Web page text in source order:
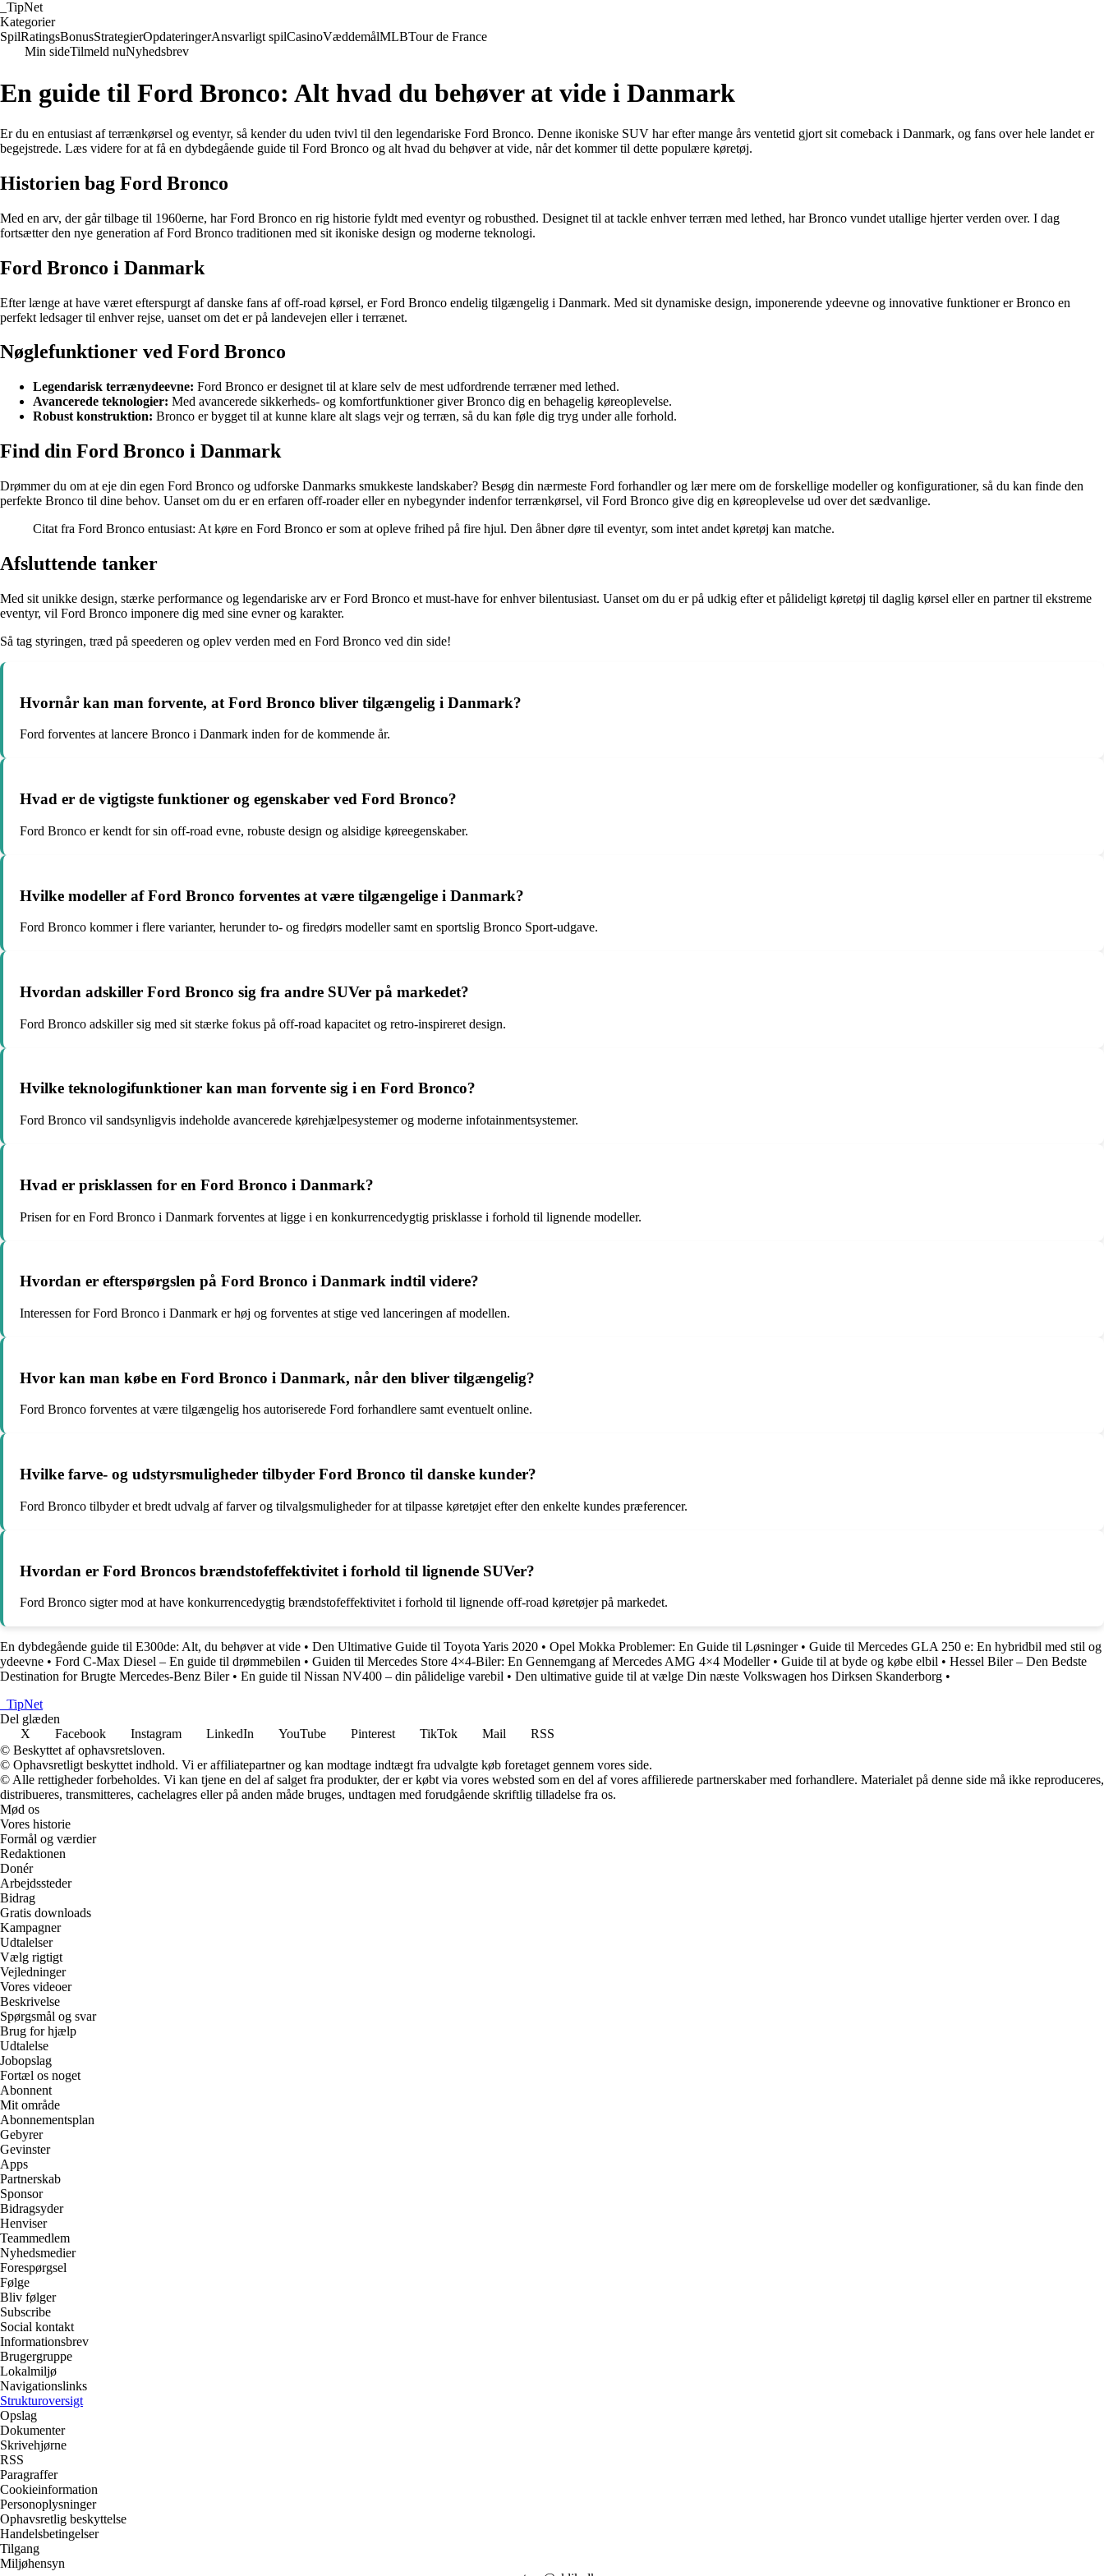
TipNet
Kategorier
SpilRatingsBonusStrategierOpdateringerAnsvarligt spilCasinoVæddemålMLBTour de France
Min sideTilmeld nuNyhedsbrev
En guide til Ford Bronco: Alt hvad du behøver at vide i Danmark
Er du en entusiast af terrænkørsel og eventyr, så kender du uden tvivl til den legendariske Ford Bronco. Denne ikoniske SUV har efter mange års ventetid gjort sit comeback i Danmark, og fans over hele landet er
begejstrede. Læs videre for at få en dybdegående guide til Ford Bronco og alt hvad du behøver at vide, når det kommer til dette populære køretøj.
Historien bag Ford Bronco
Med en arv, der går tilbage til 1960erne, har Ford Bronco en rig historie fyldt med eventyr og robusthed. Designet til at tackle enhver terræn med lethed, har Bronco vundet utallige hjerter verden over. I dag
fortsætter den nye generation af Ford Bronco traditionen med sit ikoniske design og moderne teknologi.
Ford Bronco i Danmark
Efter længe at have været efterspurgt af danske fans af off-road kørsel, er Ford Bronco endelig tilgængelig i Danmark. Med sit dynamiske design, imponerende ydeevne og innovative funktioner er Bronco en
perfekt ledsager til enhver rejse, uanset om det er på landevejen eller i terrænet.
Nøglefunktioner ved Ford Bronco
Legendarisk terrænydeevne: Ford Bronco er designet til at klare selv de mest udfordrende terræner med lethed.
Avancerede teknologier: Med avancerede sikkerheds- og komfortfunktioner giver Bronco dig en behagelig køreoplevelse.
Robust konstruktion: Bronco er bygget til at kunne klare alt slags vejr og terræn, så du kan føle dig tryg under alle forhold.
Find din Ford Bronco i Danmark
Drømmer du om at eje din egen Ford Bronco og udforske Danmarks smukkeste landskaber? Besøg din nærmeste Ford forhandler og lær mere om de forskellige modeller og konfigurationer, så du kan finde den
perfekte Bronco til dine behov. Uanset om du er en erfaren off-roader eller en nybegynder indenfor terrænkørsel, vil Ford Bronco give dig en køreoplevelse ud over det sædvanlige.
Citat fra Ford Bronco entusiast: At køre en Ford Bronco er som at opleve frihed på fire hjul. Den åbner døre til eventyr, som intet andet køretøj kan matche.
Afsluttende tanker
Med sit unikke design, stærke performance og legendariske arv er Ford Bronco et must-have for enhver bilentusiast. Uanset om du er på udkig efter et pålideligt køretøj til daglig kørsel eller en partner til ekstreme
eventyr, vil Ford Bronco imponere dig med sine evner og karakter.
Så tag styringen, træd på speederen og oplev verden med en Ford Bronco ved din side!
Hvornår kan man forvente, at Ford Bronco bliver tilgængelig i Danmark?
Ford forventes at lancere Bronco i Danmark inden for de kommende år.
Hvad er de vigtigste funktioner og egenskaber ved Ford Bronco?
Ford Bronco er kendt for sin off-road evne, robuste design og alsidige køreegenskaber.
Hvilke modeller af Ford Bronco forventes at være tilgængelige i Danmark?
Ford Bronco kommer i flere varianter, herunder to- og firedørs modeller samt en sportslig Bronco Sport-udgave.
Hvordan adskiller Ford Bronco sig fra andre SUVer på markedet?
Ford Bronco adskiller sig med sit stærke fokus på off-road kapacitet og retro-inspireret design.
Hvilke teknologifunktioner kan man forvente sig i en Ford Bronco?
Ford Bronco vil sandsynligvis indeholde avancerede kørehjælpesystemer og moderne infotainmentsystemer.
Hvad er prisklassen for en Ford Bronco i Danmark?
Prisen for en Ford Bronco i Danmark forventes at ligge i en konkurrencedygtig prisklasse i forhold til lignende modeller.
Hvordan er efterspørgslen på Ford Bronco i Danmark indtil videre?
Interessen for Ford Bronco i Danmark er høj og forventes at stige ved lanceringen af modellen.
Hvor kan man købe en Ford Bronco i Danmark, når den bliver tilgængelig?
Ford Bronco forventes at være tilgængelig hos autoriserede Ford forhandlere samt eventuelt online.
Hvilke farve- og udstyrsmuligheder tilbyder Ford Bronco til danske kunder?
Ford Bronco tilbyder et bredt udvalg af farver og tilvalgsmuligheder for at tilpasse køretøjet efter den enkelte kundes præferencer.
Hvordan er Ford Broncos brændstofeffektivitet i forhold til lignende SUVer?
Ford Bronco sigter mod at have konkurrencedygtig brændstofeffektivitet i forhold til lignende off-road køretøjer på markedet.
En dybdegående guide til E300de: Alt, du behøver at vide • Den Ultimative Guide til Toyota Yaris 2020 • Opel Mokka Problemer: En Guide til Løsninger• Guide til Mercedes GLA 250 e: En hybridbil med stil og
ydeevne • Ford C-Max Diesel – En guide til drømmebilen • Guiden til Mercedes Store 4×4-Biler: En Gennemgang af Mercedes AMG 4×4 Modeller• Guide til at byde og købe elbil • Hessel Biler – Den Bedste
Destination for Brugte Mercedes-Benz Biler• En guide til Nissan NV400 – din pålidelige varebil • Den ultimative guide til at vælge Din næste Volkswagen hos Dirksen Skanderborg •
TipNet
Del glæden
X
Facebook Instagram LinkedIn YouTube Pinterest TikTok Mail
RSS
© Beskyttet af ophavsretsloven.
© Ophavsretligt beskyttet indhold. Vi er affiliatepartner og kan modtage indtægt fra udvalgte køb foretaget gennem vores side.
© Alle rettigheder forbeholdes. Vi kan tjene en del af salget fra produkter, der er købt via vores websted som en del af vores affilierede partnerskaber med forhandlere. Materialet på denne side må ikke reproduceres,
distribueres, transmitteres, cachelagres eller på anden måde bruges, undtagen med forudgående skriftlig tilladelse fra os.
Mød os
Vores historie
Formål og værdier
Redaktionen
Donér
Arbejdssteder
Bidrag
Gratis downloads
Kampagner
Udtalelser
Vælg rigtigt
Vejledninger
Vores videoer
Beskrivelse
Spørgsmål og svar
Brug for hjælp
Udtalelse
Jobopslag
Fortæl os noget
Abonnent
Mit område
Abonnementsplan
Gebyrer
Gevinster
Apps
Partnerskab
Sponsor
Bidragsyder
Henviser
Teammedlem
Nyhedsmedier
Forespørgsel
Følge
Bliv følger
Subscribe
Social kontakt
Informationsbrev
Brugergruppe
Lokalmiljø
Navigationslinks
Strukturoversigt
Opslag
Dokumenter
Skrivehjørne
RSS
Paragraffer
Cookieinformation
Personoplysninger
Ophavsretlig beskyttelse
Handelsbetingelser
Tilgang
Miljøhensyn